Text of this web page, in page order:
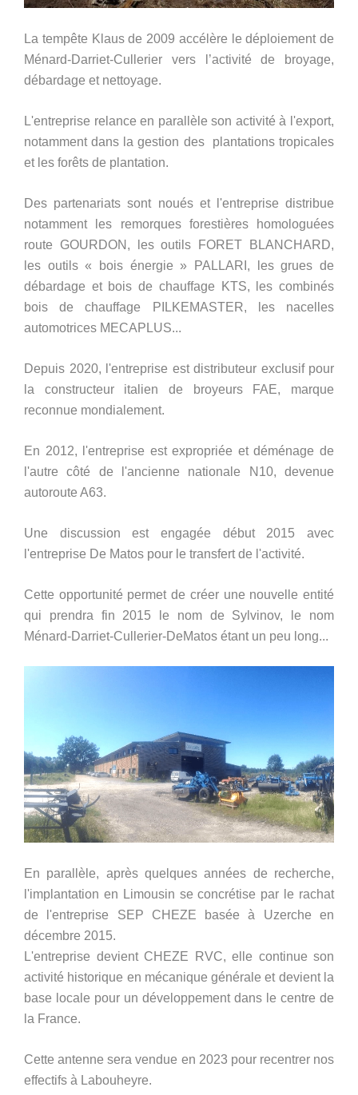
La tempête Klaus de 2009 accélère le déploiement de
Ménard-Darriet-Cullerier vers l’activité de broyage,
débardage et nettoyage.
L'entreprise relance en parallèle son activité à l'export,
notamment dans la gestion des plantations tropicales
et les forêts de plantation.
Des partenariats sont noués et l'entreprise distribue
notamment les remorques forestières homologuées
route GOURDON, les outils FORET BLANCHARD,
les outils « bois énergie » PALLARI, les grues de
débardage et bois de chauffage KTS, les combinés
bois de chauffage PILKEMASTER, les nacelles
automotrices MECAPLUS...
Depuis 2020, l'entreprise est distributeur exclusif pour
la constructeur italien de broyeurs FAE, marque
reconnue mondialement.
En 2012, l'entreprise est expropriée et déménage de
l'autre côté de l'ancienne nationale N10, devenue
autoroute A63.
Une discussion est engagée début 2015 avec
l'entreprise De Matos pour le transfert de l'activité.
Cette opportunité permet de créer une nouvelle entité
qui prendra fin 2015 le nom de Sylvinov, le nom
Ménard-Darriet-Cullerier-DeMatos étant un peu long...
En parallèle, après quelques années de recherche,
l'implantation en Limousin se concrétise par le rachat
de l'entreprise SEP CHEZE basée à Uzerche en
décembre 2015.
L'entreprise devient CHEZE RVC, elle continue son
activité historique en mécanique générale et devient la
base locale pour un développement dans le centre de
la France.
Cette antenne sera vendue en 2023 pour recentrer nos
effectifs à Labouheyre.